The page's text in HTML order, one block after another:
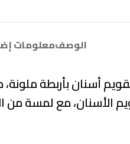
الوصفمعلومات
أسنان بأربطة ملونة،
مع لمسة من